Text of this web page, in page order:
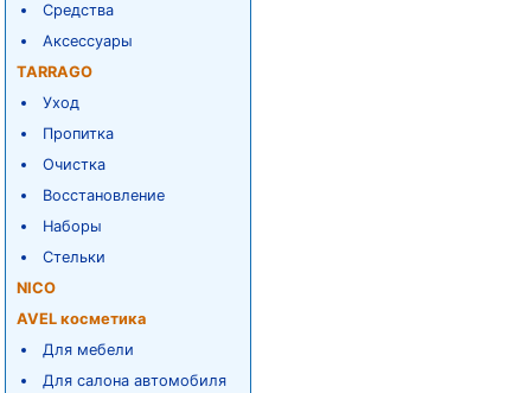
Средства
Аксессуары
TARRAGO
Уход
Пропитка
Очистка
Восстановление
Наборы
Стельки
NICO
AVEL косметика
Для мебели
Для салона автомобиля